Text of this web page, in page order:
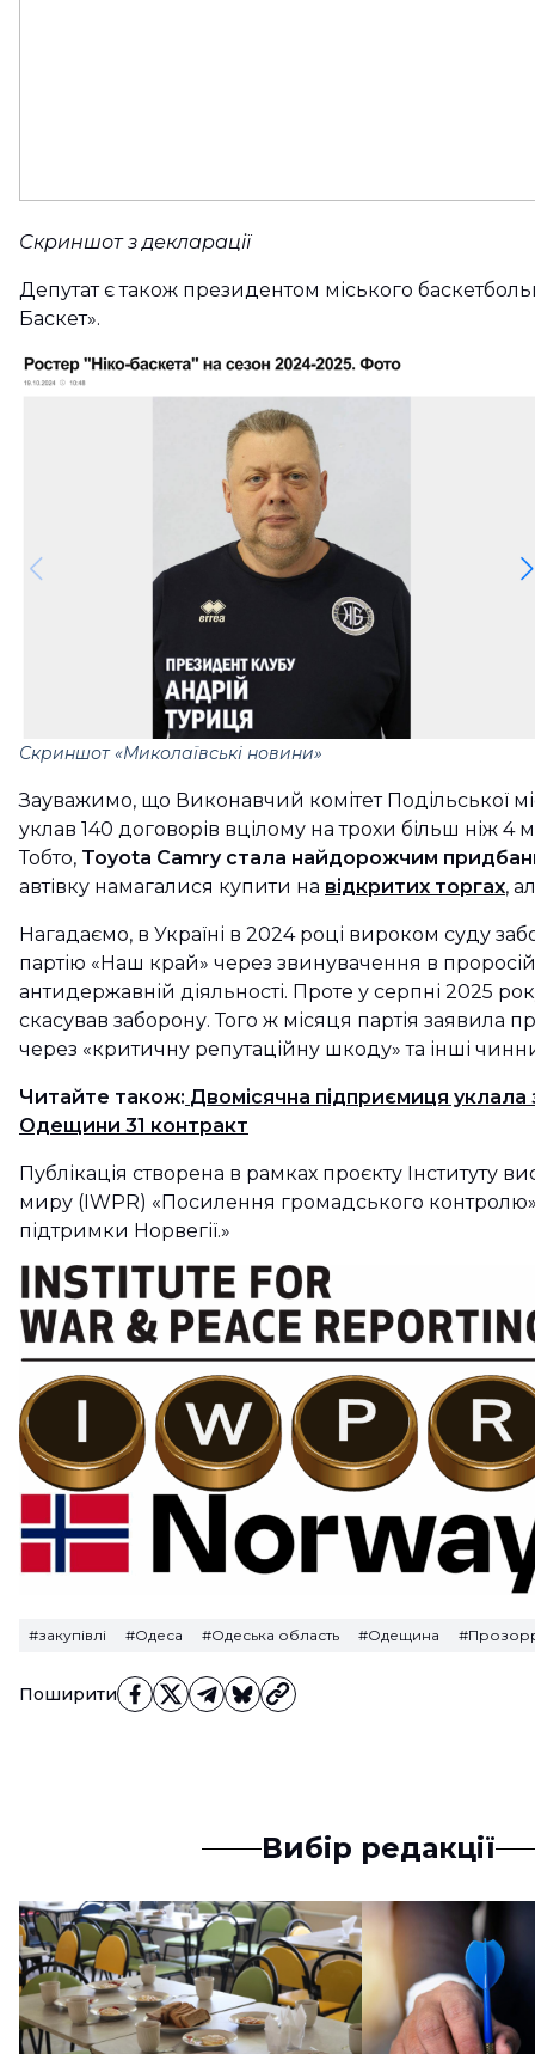
Поширити
Скриншот з декларації
Депутат є також президентом міського
Баскет».
Скриншот «Миколаївські новини»
Зауважимо, що Виконавчий комітет Подільської
уклав 140 договорів вцілому на трохи більш ніж 4
Тобто, Toyota Camry стала найдорожчим
автівку намагалися купити на відкритих торгах,
Нагадаємо, в Україні в 2024 році вироком суду
партію «Наш край» через звинувачення в
антидержавній діяльності. Проте у серпні 2025
скасував заборону. Того ж місяця партія заявила
через «критичну репутаційну шкоду» та інші
Читайте також: Двомісячна підприємиця
Одещини 31 контракт
Публікація створена в рамках проєкту Інституту
миру (IWPR) «Посилення громадського контролю»
підтримки Норвегії.»
#закупівлі #Одеса #Одеська область #Одещина
Вибір редакції